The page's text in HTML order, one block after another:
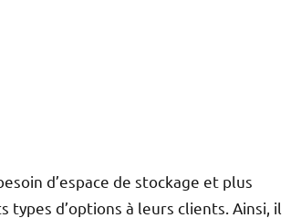
d’espace de stockage et plus
d’options à leurs clients. Ainsi, il